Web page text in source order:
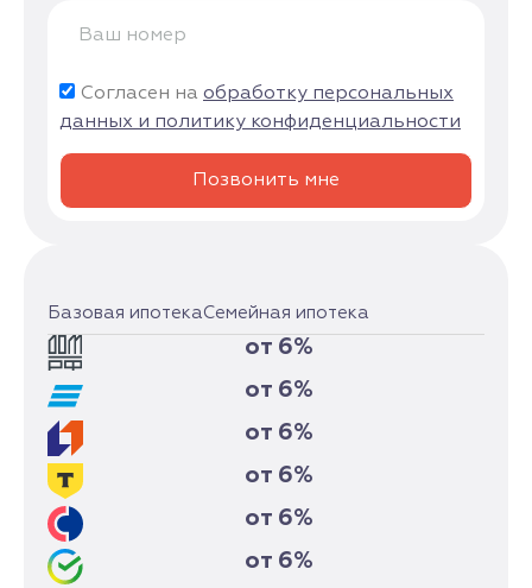
Согласен на обработку персональных
данных и политику конфиденциальности
Позвонить мне
Базовая ипотекаСемейная ипотека
от 6%
от 6%
от 6%
от 6%
от 6%
от 6%